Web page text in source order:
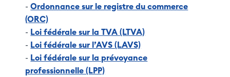
-Ordonnance sur le registre du commerce
(ORC)
- Loi fédérale sur la TVA (LTVA)
- Loi fédérale sur l’AVS (LAVS)
- Loi fédérale sur la prévoyance
professionnelle (LPP)